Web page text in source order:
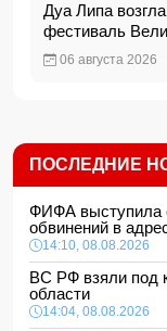
Дуа Липа
фестиваль
06 августа 2026
ПОСЛЕДНИЕ
ФИФА выступила
обвинений в
14:10, 08.08.2026
ВС РФ взяли под
области
14:04, 08.08.2026